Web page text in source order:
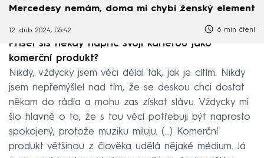
Mercedesy nemám, doma mi chybí ženský element
12. dub 2024, 06:42 6 min čtení
Přišel sis někdy napříč svojí kariérou jako
komerční produkt?
Nikdy, vždycky jsem věci dělal tak, jak je cítím. Nikdy
jsem nepřemýšlel nad tím, že se deskou chci dostat
někam do rádia a mohu zas získat slávu. Vždycky mi
šlo hlavně o to, že s tou věcí potřebuji být naprosto
spokojený, protože muziku miluju. (...) Komerční
produkt většinou z člověka udělá nějaké médium. Já